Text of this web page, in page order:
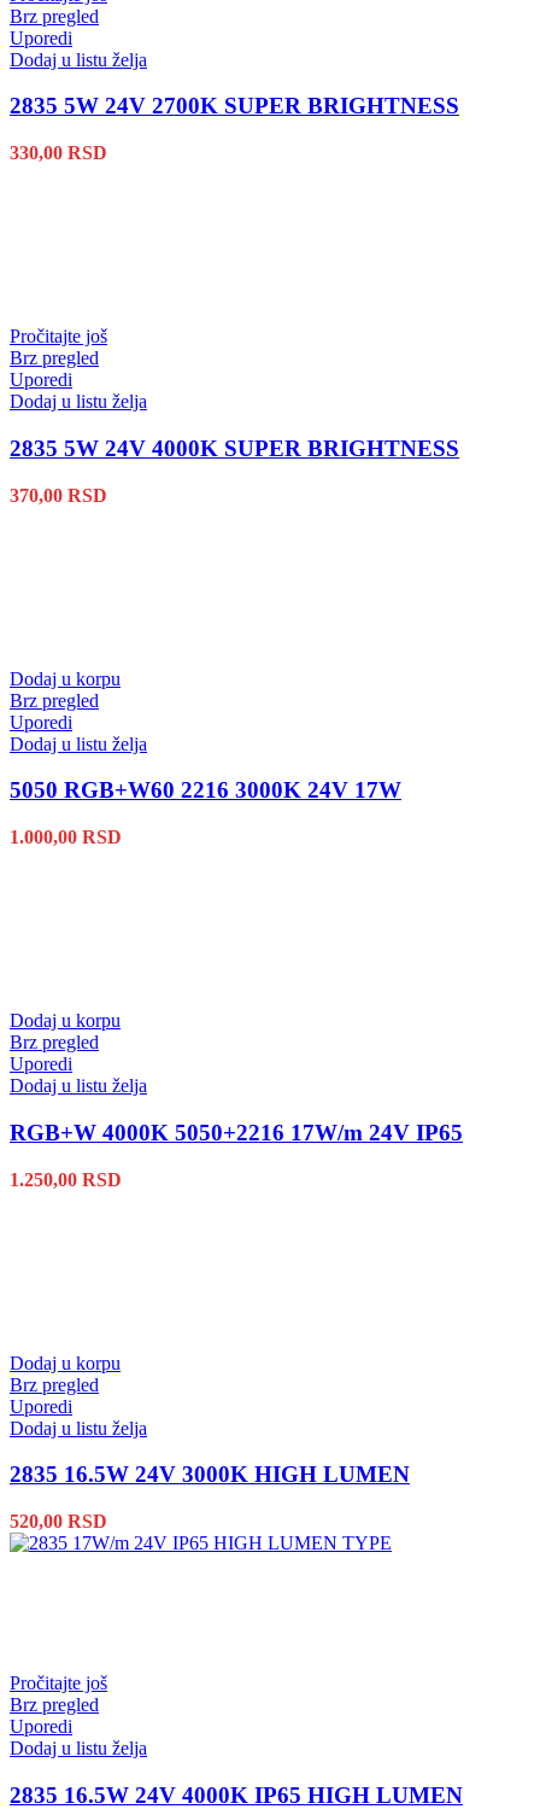
Brz pregled
Uporedi
Dodaj u listu želja
2835 5W 24V 2700K SUPER BRIGHTNESS
330,00 RSD
Pročitajte još
Brz pregled
Uporedi
Dodaj u listu želja
2835 5W 24V 4000K SUPER BRIGHTNESS
370,00 RSD
Dodaj u korpu
Brz pregled
Uporedi
Dodaj u listu želja
5050 RGB+W60 2216 3000K 24V 17W
1.000,00 RSD
Dodaj u korpu
Brz pregled
Uporedi
Dodaj u listu želja
RGB+W 4000K 5050+2216 17W/m 24V IP65
1.250,00 RSD
Dodaj u korpu
Brz pregled
Uporedi
Dodaj u listu želja
2835 16.5W 24V 3000K HIGH LUMEN
520,00 RSD
Pročitajte još
Brz pregled
Uporedi
Dodaj u listu želja
2835 16.5W 24V 4000K IP65 HIGH LUMEN